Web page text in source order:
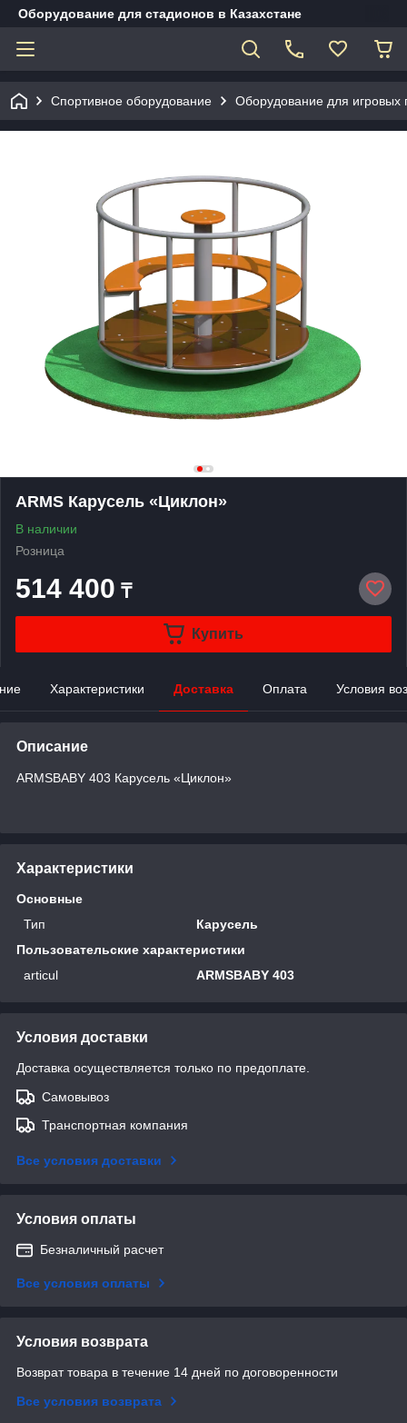
Оборудование для стадионов в Казахстане
Спортивное оборудование Оборудование для игровых
ARMS Карусель «Циклон»
В наличии
Розница
514 400 ₸
Купить
Характеристики Доставка Оплата Условия
Описание
ARMSBABY 403 Карусель «Циклон»
Характеристики
Основные
Тип
Карусель
Пользовательские характеристики
articul
ARMSBABY 403
Условия доставки
Доставка осуществляется только по предоплате.
Самовывоз
Транспортная компания
Все условия доставки
Условия оплаты
Безналичный расчет
Все условия оплаты
Условия возврата
Возврат товара в течение 14 дней по договоренности
Все условия возврата